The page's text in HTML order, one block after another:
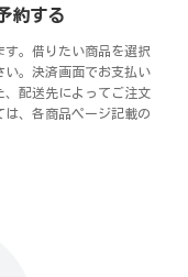
約する
。借りたい商品を選択
い。決済画面でお支払い
配送先によってご注文
、各商品ページ記載の